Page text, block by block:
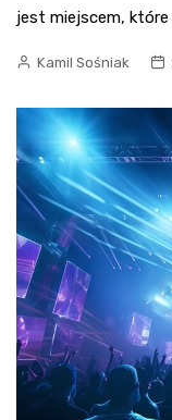
jest miejscem,
Kamil Sośniak